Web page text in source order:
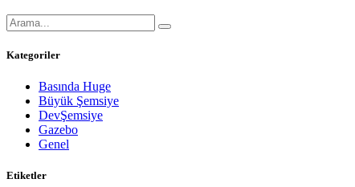
Kategoriler
Basında Huge
Büyük Şemsiye
DevŞemsiye
Gazebo
Genel
Etiketler